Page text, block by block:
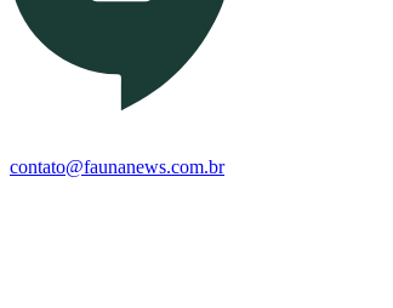
contato@faunanews.com.br